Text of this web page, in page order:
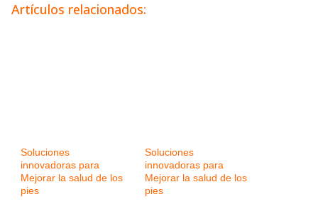
Artículos relacionados:
Soluciones
innovadoras para
Mejorar la salud de los
pies
Soluciones
innovadoras para
Mejorar la salud de los
pies